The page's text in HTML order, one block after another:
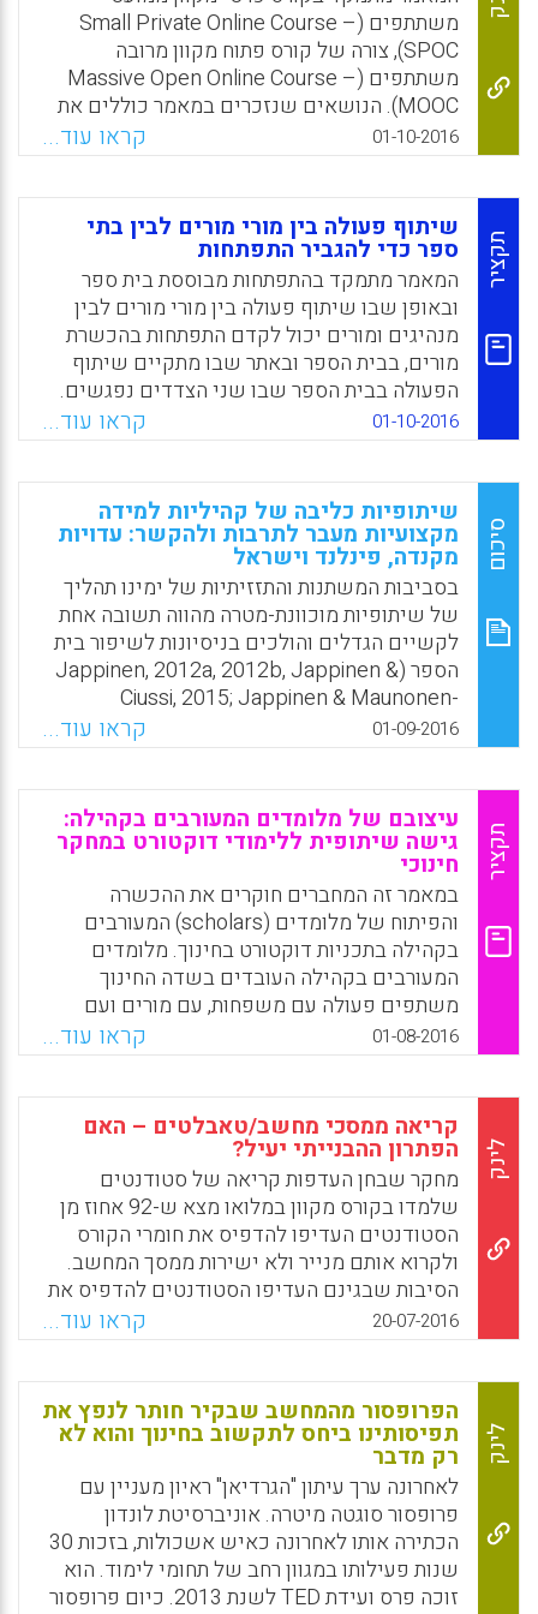
WhatsApp
Facebook
Email
X
משתתפים (Small Private Online Course –
SPOC), צורה של קורס פתוח מקוון מרובה
משתתפים (Massive Open Online Course –
MOOC). הנושאים שנזכרים במאמר כוללים את
חשיבותו של קורס המוּק ללמידה שיתופית,
החשיבות של ניהול למידה וניהול הכיתה ההפוכה
(flipped classroom). נזכרים גם חשיבותם של
חידושים טכנולוגיים בפיתוח חינוכי וניהולם של
קורסים מקוונים פתוחים (SAUNDERSON, ROY,
2016).
WhatsApp
Facebook
Email
X
01-10-2016 קראו עוד...
תקציר
שיתוף פעולה בין מורי מורים לבין בתי
ספר כדי להגביר התפתחות
המאמר מתמקד בהתפתחות מבוססת בית ספר
ובאופן שבו שיתוף פעולה בין מורי מורים לבין
מנהיגים ומורים יכול לקדם התפתחות בהכשרת
מורים, בבית הספר ובאתר שבו מתקיים שיתוף
הפעולה בבית הספר שבו שני הצדדים נפגשים.
הנתונים נאספו בנורבגיה באמצעות ראיונות עם
קבוצות של מורים ושל מנהיגים בשלושה בתי
ספר, ועם קבוצה של מורי מורים (Postholm, May
Britt, 2016).
WhatsApp
Facebook
Email
X
01-10-2016 קראו עוד...
סיכום
שיתופיות כליבה של קהיליות למידה
מקצועיות מעבר לתרבות ולהקשר: עדויות
מקנדה, פינלנד וישראל
בסביבות המשתנות והתזזיתיות של ימינו תהליך
של שיתופיות מוכוונת-מטרה מהווה תשובה אחת
לקשיים הגדלים והולכים בניסיונות לשיפור בית
הספר (Jappinen, 2012a, 2012b, Jappinen &
Ciussi, 2015; Jappinen & Maunonen-
Eskelinen, 2012). תהליך זה מכונה ע"י הכותבים
"colaborativeness". בתהליך זה בתי ספר יעילים
מתרגמים חזון ומטרות לתוכניות הוראה ולפעילויות
ממשיות. מדובר במאמצים מקצועיים, שיטתיים
ומשותפים, ברעיונות ובפעילויות של קהיליות
למידה מקצועיות וביצירת סינרגיה בין התרומות
של כולם (Surowiecki, 2004). אף שקיימת
הסכמה רחבה ששיתופיות היא קריטית לשיפור
בית הספר (Donmoyer, et al., 2012, Sebastian
& Allensworth, 2012), מרכיבי הליבה של
שיתופיות זו עדיין אינם ברורים. מוקד המאמר
הוא במרכיבים אלה (Jappinen, A.K., Leclerc,
M., & Tubin, D).
WhatsApp
Facebook
Email
X
01-09-2016 קראו עוד...
תקציר
עיצובם של מלומדים המעורבים בקהילה:
גישה שיתופית ללימודי דוקטורט במחקר
חינוכי
במאמר זה המחברים חוקרים את ההכשרה
והפיתוח של מלומדים (scholars) המעורבים
בקהילה בתכניות דוקטורט בחינוך. מלומדים
המעורבים בקהילה העובדים בשדה החינוך
משתפים פעולה עם משפחות, עם מורים ועם
קהילות כדי לתמוך במאמציהם בהתייחסות
לאי-שוויון חינוכי, ובתוך כך מציינים דרך חשובה
שבה חוקרים יכולים לקדם צדק חברתי בחינוך
הציבורי. עם זאת, שיתופים אלה דורשים
מיומנויות ואוריינטציות ייחודיות של חוקרים, אשר
מודלים מסורתיים של לימודי דוקטורט אינם
מתוכננים לפתח. בנוסף, תשומת לב פחותה בהרבה
הוענקה לתהליך ההכשרה ולמתן כלים עבור
חוקרים מתחילים המעורבים בקהילה. מאמר זה
מציג את הממצאים ממחקר עצמי של פרויקט
מחקר אשר תוכנן לבנות בקרב תלמידי דוקטורט
את המיומנויות, את הנטיות, ואת המחויבויות של
Park, Soojin Oh; Tieken, Mara Casey, 2016).
WhatsApp
Facebook
Email
X
01-08-2016 קראו עוד...
לינק
קריאה ממסכי מחשב/טאבלטים – האם
הפתרון ההבנייתי יעיל?
מחקר שבחן העדפות קריאה של סטודנטים
שלמדו בקורס מקוון במלואו מצא ש-92 אחוז מן
הסטודנטים העדיפו להדפיס את חומרי הקורס
ולקרוא אותם מנייר ולא ישירות ממסך המחשב.
הסיבות שבגינם העדיפו הסטודנטים להדפיס את
חומרי הלימוד היו בשל הניידות הקלה יותר,
שיקולים ארגונומיים ובעיקר עייפות העיניים
בקריאה ממסך וכן בשל הקלות הרבה יותר
בהוספת הערות לטקסט מודפס. בעקבות התובנות
ממחקריה של קארי ספנסר (Carrie Spencer)
החלו להתגבש כיוונים מחקרים חדשניים של
שילוב קריאה מקוונת תוך כדי הבנייה פעילה,
כלומר, תוך כדי הקריאה המקוונת הלומד רושם
ומסמן הערות וסיכומי ביניים בחלון הנפתח לצד
הטקסט. בסקירה מוצגים כלים מתוקשבים שונים
ליצירת למידה הבנייתית תוך כדי קריאה מקוונת
20-07-2016 קראו עוד...
לינק
הפרופסור מהמחשב שבקיר חותר לנפץ את
תפיסותינו ביחס לתקשוב בחינוך והוא לא
רק מדבר
לאחרונה ערך עיתון "הגרדיאן" ראיון מעניין עם
פרופסור סוגטה מיטרה. אוניברסיטת לונדון
הכתירה אותו לאחרונה כאיש אשכולות, בזכות 30
שנות פעילותו במגוון רחב של תחומי לימוד. הוא
זוכה פרס ועידת TED לשנת 2013. כיום פרופסור